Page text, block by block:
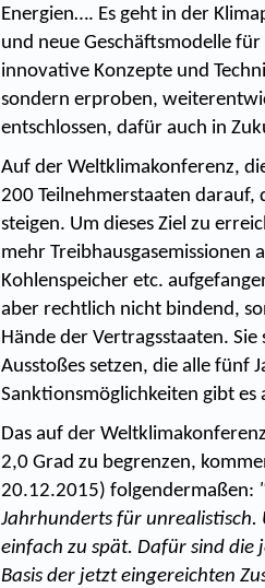
Energien…. Es geht in der
und neue Geschäftsmodelle
innovative Konzepte und
sondern erproben,
entschlossen, dafür auch in
Auf der Weltklimakonferenz,
200 Teilnehmerstaaten
steigen. Um dieses Ziel zu
mehr
Kohlenspeicher etc.
aber rechtlich nicht bindend,
Hände der Vertragsstaaten.
Ausstoßes setzen, die alle fünf
Sanktionsmöglichkeiten gibt es
Das auf der
2,0 Grad zu begrenzen,
20.12.2015) folgendermaßen:
Jahrhunderts für unrealistisch.
einfach zu spät. Dafür sind die
Basis der jetzt eingereichten